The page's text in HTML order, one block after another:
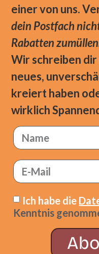
einer von uns.
dein Postfach
Rabatten
Wir schreiben
neues,
kreiert haben
wirklich
Ich habe die
Kenntnis